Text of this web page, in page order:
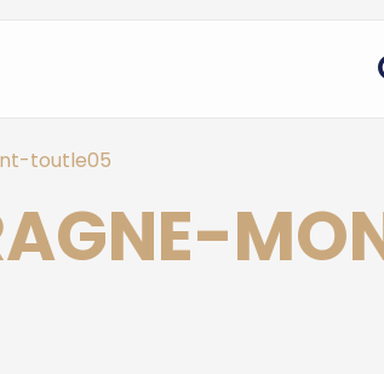
toutle05